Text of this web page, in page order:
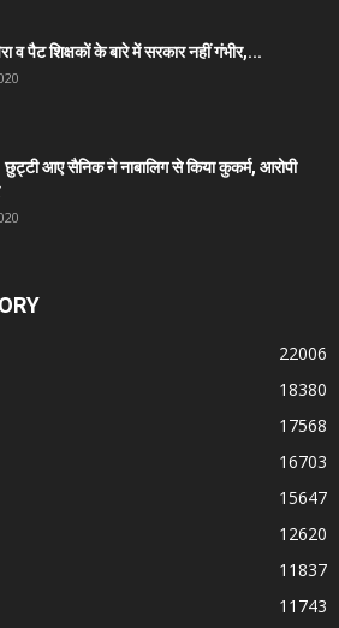
व पैट शिक्षकों के बारे में सरकार नहीं गंभीर,...
छुट्टी आए सैनिक ने नाबालिग से किया कुकर्म, आरोपी
22006
18380
17568
16703
15647
12620
11837
11743